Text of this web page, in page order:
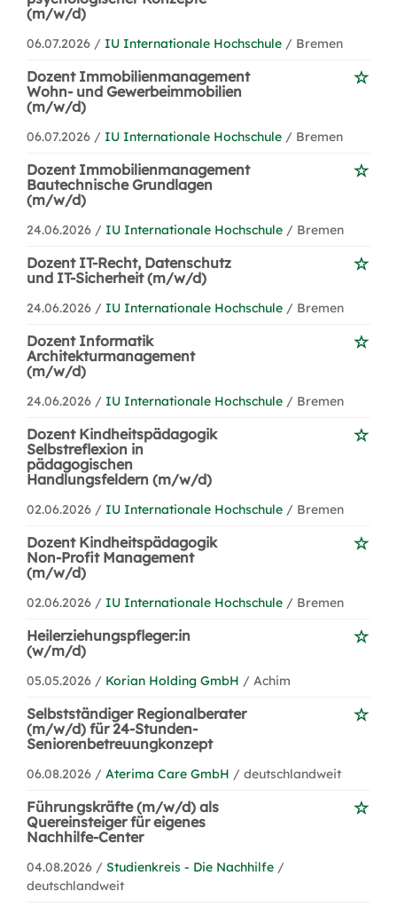
(m/w/d)
06.07.2026 / IU Internationale Hochschule / Bremen
Dozent Immobilienmanagement
Wohn- und Gewerbeimmobilien
(m/w/d)
06.07.2026 / IU Internationale Hochschule / Bremen
Dozent Immobilienmanagement
Bautechnische Grundlagen
(m/w/d)
24.06.2026 / IU Internationale Hochschule / Bremen
Dozent IT-Recht, Datenschutz
und IT-Sicherheit (m/w/d)
24.06.2026 / IU Internationale Hochschule / Bremen
Dozent Informatik
Architekturmanagement
(m/w/d)
24.06.2026 / IU Internationale Hochschule / Bremen
Dozent Kindheitspädagogik
Selbstreflexion in
pädagogischen
Handlungsfeldern (m/w/d)
02.06.2026 / IU Internationale Hochschule / Bremen
Dozent Kindheitspädagogik
Non-Profit Management
(m/w/d)
02.06.2026 / IU Internationale Hochschule / Bremen
Heilerziehungspfleger:in
(w/m/d)
05.05.2026 / Korian Holding GmbH / Achim
Selbstständiger Regionalberater
(m/w/d) für 24-Stunden-
Seniorenbetreuungkonzept
06.08.2026 / Aterima Care GmbH / deutschlandweit
Führungskräfte (m/w/d) als
Quereinsteiger für eigenes
Nachhilfe-Center
04.08.2026 / Studienkreis - Die Nachhilfe /
deutschlandweit